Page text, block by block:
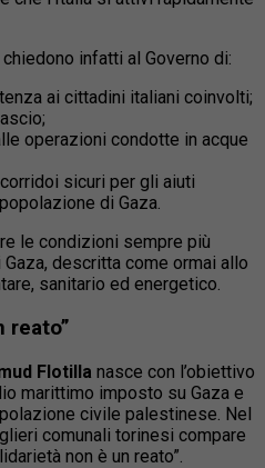
infatti al Governo di:
ai cittadini italiani coinvolti;
operazioni condotte in acque
sicuri per gli aiuti
di Gaza.
le condizioni sempre più
descritta come ormai allo
sanitario ed energetico.
reato”
Flotilla nasce con l’obiettivo
marittimo imposto su Gaza e
civile palestinese. Nel
comunali torinesi compare
non è un reato”.